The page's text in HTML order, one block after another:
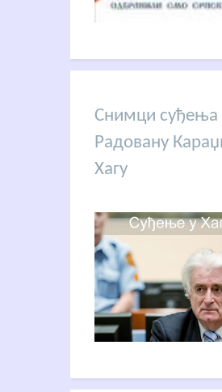
Снимци суђења
Радовану
Хагу